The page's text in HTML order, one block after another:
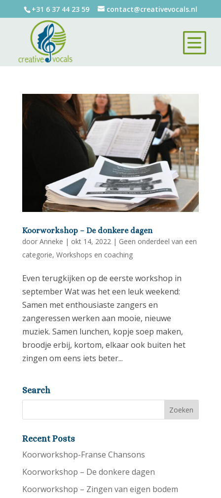
+31 6 37 44 23 59 contact@creativevocals.nl
Koorworkshop – De donkere dagen
door Anneke | okt 14, 2022| Geen onderdeel van een
categorie, Workshops en coaching
Even terugkijken op de eerste workshop in
september Wat was het een leuk weekend:
Samen met enthousiaste zangers en
zangeressen werken aan mooie, nieuwe
muziek. Samen lunchen, kopje soep maken,
broodje erbij, kortom, elkaar ook buiten het
zingen om eens iets beter...
Search
Recent Posts
Koorworkshop-Franse Chansons
Koorworkshop – De donkere dagen
Koorworkshop – Zingen van eigen bodem